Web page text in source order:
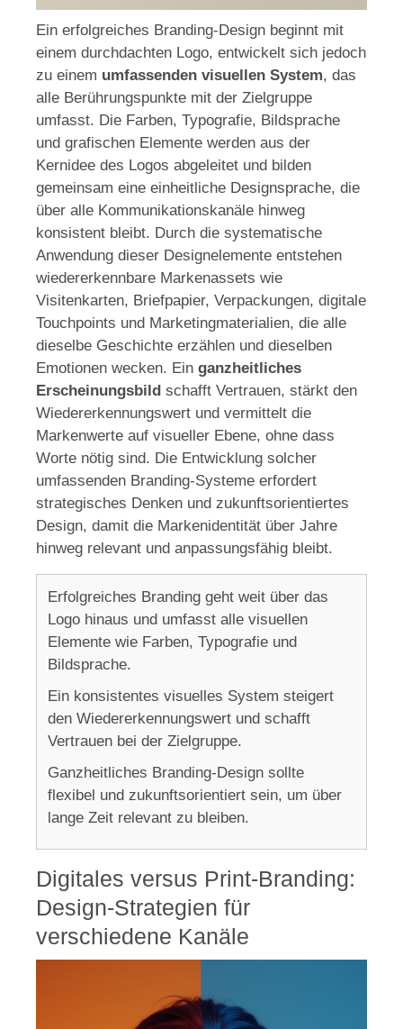
Ein erfolgreiches Branding-Design beginnt mit
einem durchdachten Logo, entwickelt sich jedoch
zu einem umfassenden visuellen System, das
alle Berührungspunkte mit der Zielgruppe
umfasst. Die Farben, Typografie, Bildsprache
und grafischen Elemente werden aus der
Kernidee des Logos abgeleitet und bilden
gemeinsam eine einheitliche Designsprache, die
über alle Kommunikationskanäle hinweg
konsistent bleibt. Durch die systematische
Anwendung dieser Designelemente entstehen
wiedererkennbare Markenassets wie
Visitenkarten, Briefpapier, Verpackungen, digitale
Touchpoints und Marketingmaterialien, die alle
dieselbe Geschichte erzählen und dieselben
Emotionen wecken. Ein ganzheitliches
Erscheinungsbild schafft Vertrauen, stärkt den
Wiedererkennungswert und vermittelt die
Markenwerte auf visueller Ebene, ohne dass
Worte nötig sind. Die Entwicklung solcher
umfassenden Branding-Systeme erfordert
strategisches Denken und zukunftsorientiertes
Design, damit die Markenidentität über Jahre
hinweg relevant und anpassungsfähig bleibt.
Erfolgreiches Branding geht weit über das
Logo hinaus und umfasst alle visuellen
Elemente wie Farben, Typografie und
Bildsprache.
Ein konsistentes visuelles System steigert
den Wiedererkennungswert und schafft
Vertrauen bei der Zielgruppe.
Ganzheitliches Branding-Design sollte
flexibel und zukunftsorientiert sein, um über
lange Zeit relevant zu bleiben.
Digitales versus Print-Branding:
Design-Strategien für
verschiedene Kanäle